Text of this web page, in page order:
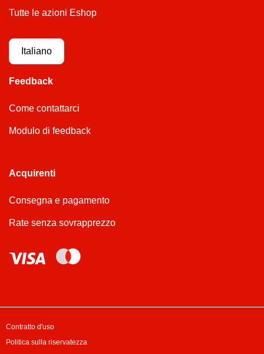
Tutte le azioni Eshop
Italiano
Feedback
Come contattarci
Modulo di feedback
Acquirenti
Consegna e pagamento
Rate senza sovrapprezzo
Contratto d'uso
Politica sulla riservatezza